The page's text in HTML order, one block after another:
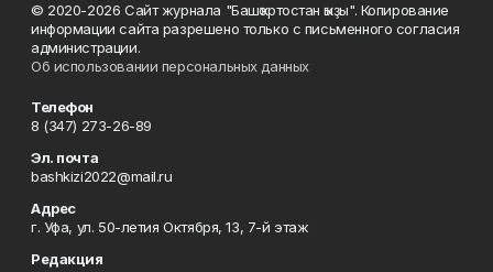
© 2020-2026 Сайт журнала "Башҡортостан ҡыҙы". Копирование
информации сайта разрешено только с письменного согласия
администрации.
Об использовании персональных данных
Телефон
8 (347) 273-26-89
Эл. почта
bashkizi2022@mail.ru
Адрес
г. Уфа, ул. 50-летия Октября, 13, 7-й этаж
Редакция